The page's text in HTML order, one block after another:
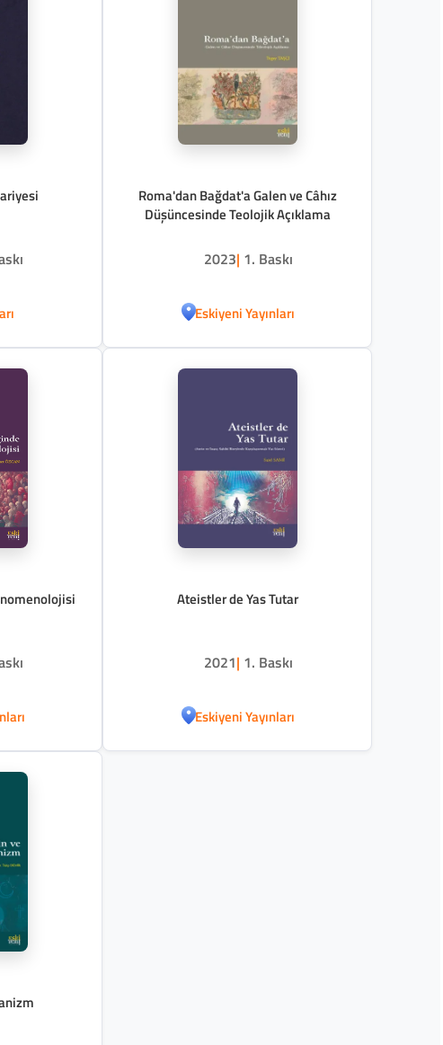
Roma'dan Bağdat'a Galen ve Câhız
Düşüncesinde Teolojik Açıklama
2023| 1. Baskı
Eskiyeni Yayınları
Ateistler de Yas Tutar
2021| 1. Baskı
Eskiyeni Yayınları